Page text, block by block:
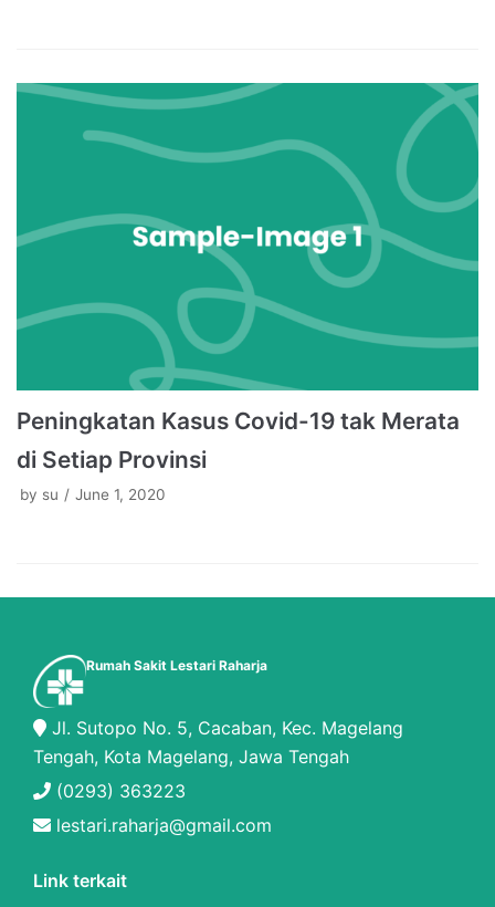
Peningkatan Kasus Covid-19 tak Merata
di Setiap Provinsi
by su June 1, 2020
Rumah Sakit Lestari Raharja
Jl. Sutopo No. 5, Cacaban, Kec. Magelang
Tengah, Kota Magelang, Jawa Tengah
(0293) 363223
lestari.raharja@gmail.com
Link terkait